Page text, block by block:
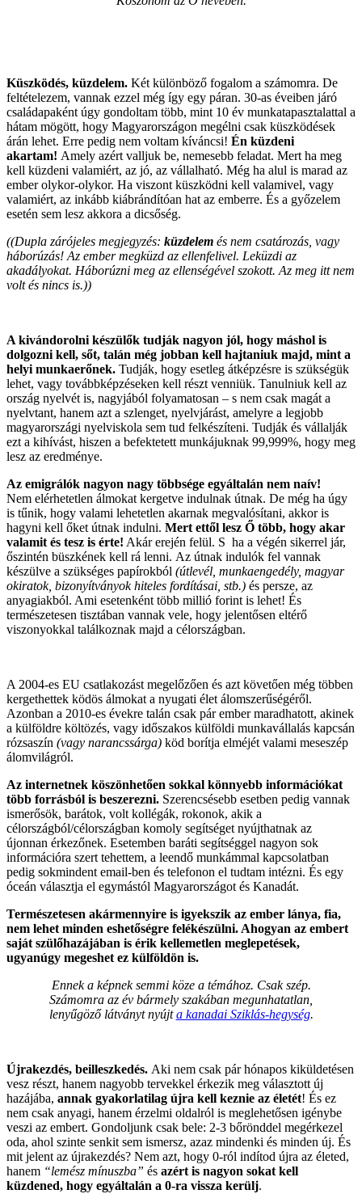
Küszködés, küzdelem. Két különböző fogalom a számomra. De
feltételezem, vannak ezzel még így egy páran. 30-as éveiben járó
családapaként úgy gondoltam több, mint 10 év munkatapasztalattal a
hátam mögött, hogy Magyarországon megélni csak küszködések
árán lehet. Erre pedig nem voltam kíváncsi! Én küzdeni
akartam! Amely azért valljuk be, nemesebb feladat. Mert ha meg
kell küzdeni valamiért, az jó, az vállalható. Még ha alul is marad az
ember olykor-olykor. Ha viszont küszködni kell valamivel, vagy
valamiért, az inkább kiábrándítóan hat az emberre. És a győzelem
esetén sem lesz akkora a dicsőség.
((Dupla zárójeles megjegyzés: küzdelem és nem csatározás, vagy
háborúzás! Az ember megküzd az ellenfelivel. Leküzdi az
akadályokat. Háborúzni meg az ellenségével szokott. Az meg itt nem
volt és nincs is.))
A kivándorolni készülők tudják nagyon jól, hogy máshol is
dolgozni kell, sőt, talán még jobban kell hajtaniuk majd, mint a
helyi munkaerőnek. Tudják, hogy esetleg átképzésre is szükségük
lehet, vagy továbbképzéseken kell részt venniük. Tanulniuk kell az
ország nyelvét is, nagyjából folyamatosan – s nem csak magát a
nyelvtant, hanem azt a szlenget, nyelvjárást, amelyre a legjobb
magyarországi nyelviskola sem tud felkészíteni. Tudják és vállalják
ezt a kihívást, hiszen a befektetett munkájuknak 99,999%, hogy meg
lesz az eredménye.
Az emigrálók nagyon nagy többsége egyáltalán nem naív!
Nem elérhetetlen álmokat kergetve indulnak útnak. De még ha úgy
is tűnik, hogy valami lehetetlen akarnak megvalósítani, akkor is
hagyni kell őket útnak indulni. Mert ettől lesz Ő több, hogy akar
valamit és tesz is érte! Akár erején felül. S ha a végén sikerrel jár,
őszintén büszkének kell rá lenni. Az útnak indulók fel vannak
készülve a szükséges papírokból (útlevél, munkaengedély, magyar
okiratok, bizonyítványok hiteles fordításai, stb.) és persze, az
anyagiakból. Ami esetenként több millió forint is lehet! És
természetesen tisztában vannak vele, hogy jelentősen eltérő
viszonyokkal találkoznak majd a célországban.
A 2004-es EU csatlakozást megelőzően és azt követően még többen
kergethettek ködös álmokat a nyugati élet álomszerűségéről.
Azonban a 2010-es évekre talán csak pár ember maradhatott, akinek
a külföldre költözés, vagy időszakos külföldi munkavállalás kapcsán
rózsaszín (vagy narancssárga) köd borítja elméjét valami meseszép
álomvilágról.
Az internetnek köszönhetően sokkal könnyebb információkat
több forrásból is beszerezni. Szerencsésebb esetben pedig vannak
ismerősök, barátok, volt kollégák, rokonok, akik a
célországból/célországban komoly segítséget nyújthatnak az
újonnan érkezőnek. Esetemben baráti segítséggel nagyon sok
információra szert tehettem, a leendő munkámmal kapcsolatban
pedig sokmindent email-ben és telefonon el tudtam intézni. És egy
óceán választja el egymástól Magyarországot és Kanadát.
Természetesen akármennyire is igyekszik az ember lánya, fia,
nem lehet minden eshetőségre felékészülni. Ahogyan az embert
saját szülőhazájában is érik kellemetlen meglepetések,
ugyanúgy megeshet ez külföldön is.
Ennek a képnek semmi köze a témához. Csak szép.
Számomra az év bármely szakában megunhatatlan,
lenyűgöző látványt nyújta kanadai Sziklás-hegység.
Újrakezdés, beilleszkedés. Aki nem csak pár hónapos kiküldetésen
vesz részt, hanem nagyobb tervekkel érkezik meg választott új
hazájába, annak gyakorlatilag újra kell keznie az életét! És ez
nem csak anyagi, hanem érzelmi oldalról is meglehetősen igénybe
veszi az embert. Gondoljunk csak bele: 2-3 bőrönddel megérkezel
oda, ahol szinte senkit sem ismersz, azaz mindenki és minden új. És
mit jelent az újrakezdés? Nem azt, hogy 0-ról indítod újra az életed,
hanem “lemész mínuszba” és azért is nagyon sokat kell
küzdened, hogy egyáltalán a 0-ra vissza kerülj.